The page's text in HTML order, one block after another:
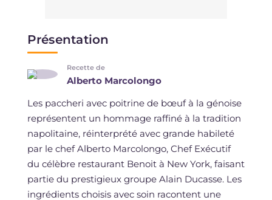
Présentation
Recette de
Alberto Marcolongo
Les paccheri avec poitrine de bœuf à la génoise
représentent un hommage raffiné à la tradition
napolitaine, réinterprété avec grande habileté
par le chef Alberto Marcolongo, Chef Exécutif
du célèbre restaurant Benoit à New York, faisant
partie du prestigieux groupe Alain Ducasse. Les
ingrédients choisis avec soin racontent une